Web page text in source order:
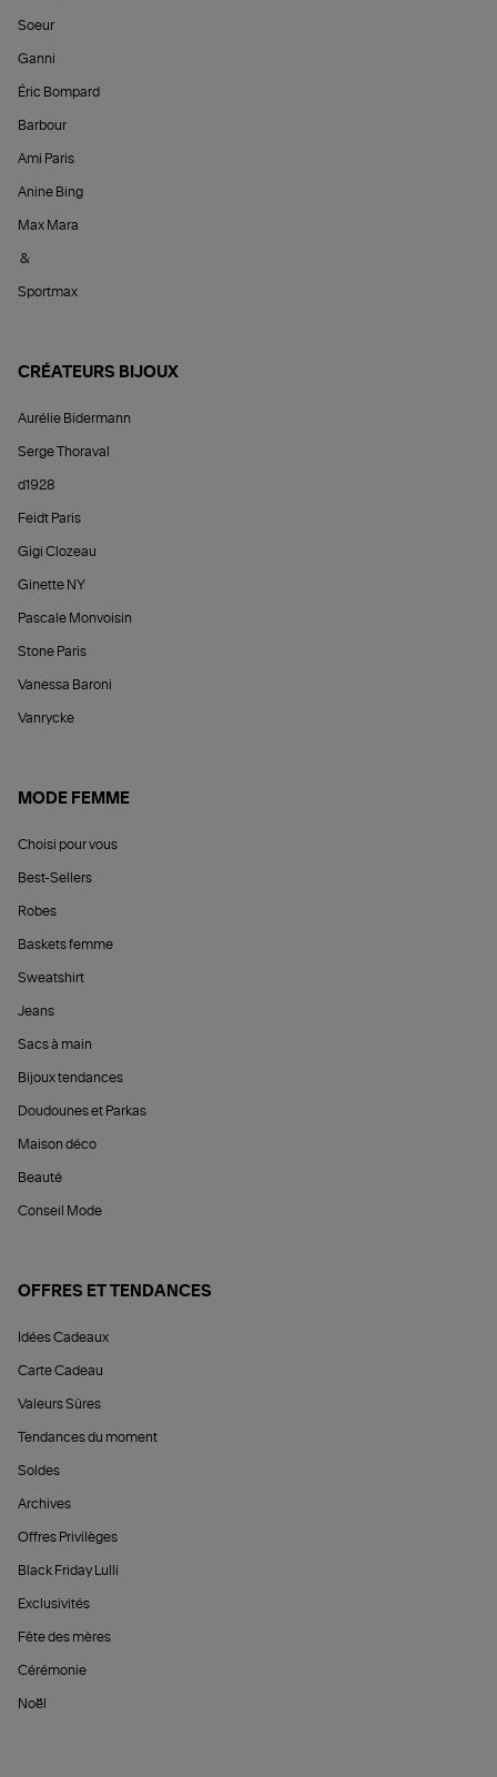
Soeur
Ganni
Éric Bompard
Barbour
Ami Paris
Anine Bing
Max Mara
&
Sportmax
CRÉATEURS BIJOUX
Aurélie Bidermann
Serge Thoraval
d1928
Feidt Paris
Gigi Clozeau
Ginette NY
Pascale Monvoisin
Stone Paris
Vanessa Baroni
Vanrycke
MODE FEMME
Choisi pour vous
Best-Sellers
Robes
Baskets femme
Sweatshirt
Jeans
Sacs à main
Bijoux tendances
Doudounes et Parkas
Maison déco
Beauté
Conseil Mode
OFFRES ET TENDANCES
Idées Cadeaux
Carte Cadeau
Valeurs Sûres
Tendances du moment
Soldes
Archives
Offres Privilèges
Black Friday Lulli
Exclusivités
Fête des mères
Cérémonie
Noël